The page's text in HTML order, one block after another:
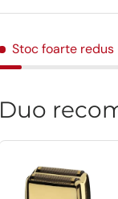
Stoc foarte redus
Duo